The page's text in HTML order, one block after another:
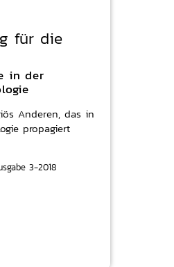
für die
in der
Anderen, das in
propagiert
3-2018